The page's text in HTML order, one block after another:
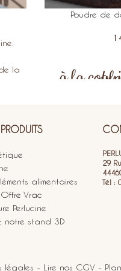
la
Poudre de
à la
douche
instantanément
contact de
parfumée
alimentaires
Vrac
Perlucine
notre stand 3D
29
Tél :
légales - Lire nos CGV -